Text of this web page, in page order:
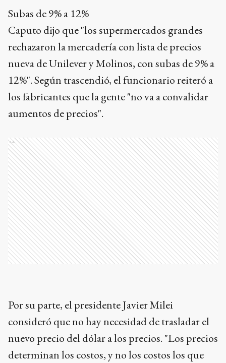
Subas de 9% a 12%
Caputo dijo que "los supermercados grandes
rechazaron la mercadería con lista de precios
nueva de Unilever y Molinos, con subas de 9% a
12%". Según trascendió, el funcionario reiteró a
los fabricantes que la gente "no va a convalidar
aumentos de precios".
Ads
Por su parte, el presidente Javier Milei
consideró que no hay necesidad de trasladar el
nuevo precio del dólar a los precios. "Los precios
determinan los costos, y no los costos los que